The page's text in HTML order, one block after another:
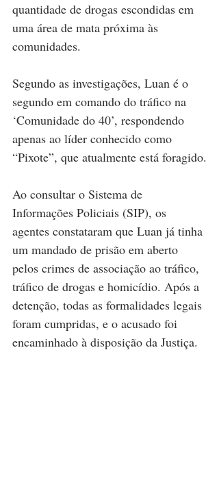
quantidade de drogas escondidas em
uma área de mata próxima às
comunidades.
Segundo as investigações, Luan é o
segundo em comando do tráfico na
‘Comunidade do 40’, respondendo
apenas ao líder conhecido como
“Pixote”, que atualmente está foragido.
Ao consultar o Sistema de
Informações Policiais (SIP), os
agentes constataram que Luan já tinha
um mandado de prisão em aberto
pelos crimes de associação ao tráfico,
tráfico de drogas e homicídio. Após a
detenção, todas as formalidades legais
foram cumpridas, e o acusado foi
encaminhado à disposição da Justiça.